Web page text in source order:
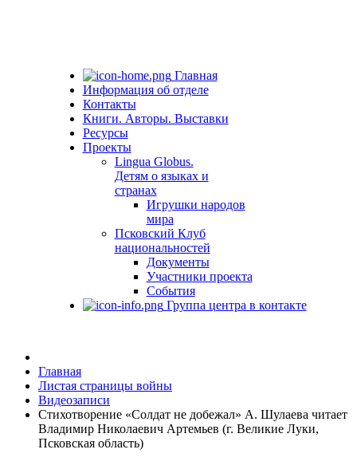
Главная
Информация об отделе
Контакты
Книги. Авторы. Выставки
Ресурсы
Проекты
Lingua Globus.
Детям о языках и
странах
Игрушки народов
мира
Псковский Клуб
национальностей
Документы
Участники проекта
События
Группа центра в контакте
Главная
Листая страницы войны
Видеозаписи
Стихотворение «Солдат не добежал» А. Шулаева читает
Владимир Николаевич Артемьев (г. Великие Луки,
Псковская область)